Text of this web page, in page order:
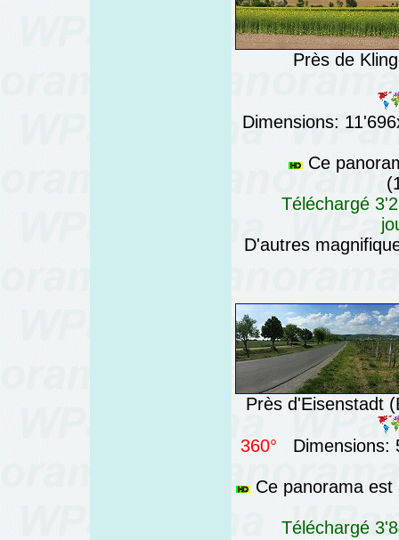
Près de
Dimensions:
Ce
Téléchargé
D'autres
Près d'Eisenstadt
360° Dimensions:
Ce panorama est
Téléchargé